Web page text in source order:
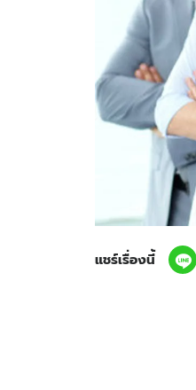
ดาวน์โหลด
สงวนลิขสิทธิ์ © 2569บ
แชร์เรื่องนี้